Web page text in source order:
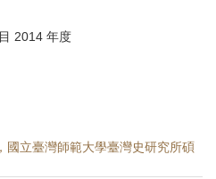
2014 年度
國立臺灣師範大學臺灣史研究所碩